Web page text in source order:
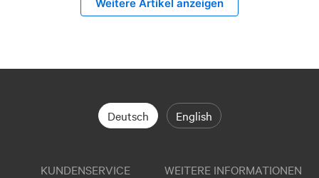
Weitere Artikel anzeigen
Deutsch English
KUNDENSERVICE WEITERE INFORMATIONEN